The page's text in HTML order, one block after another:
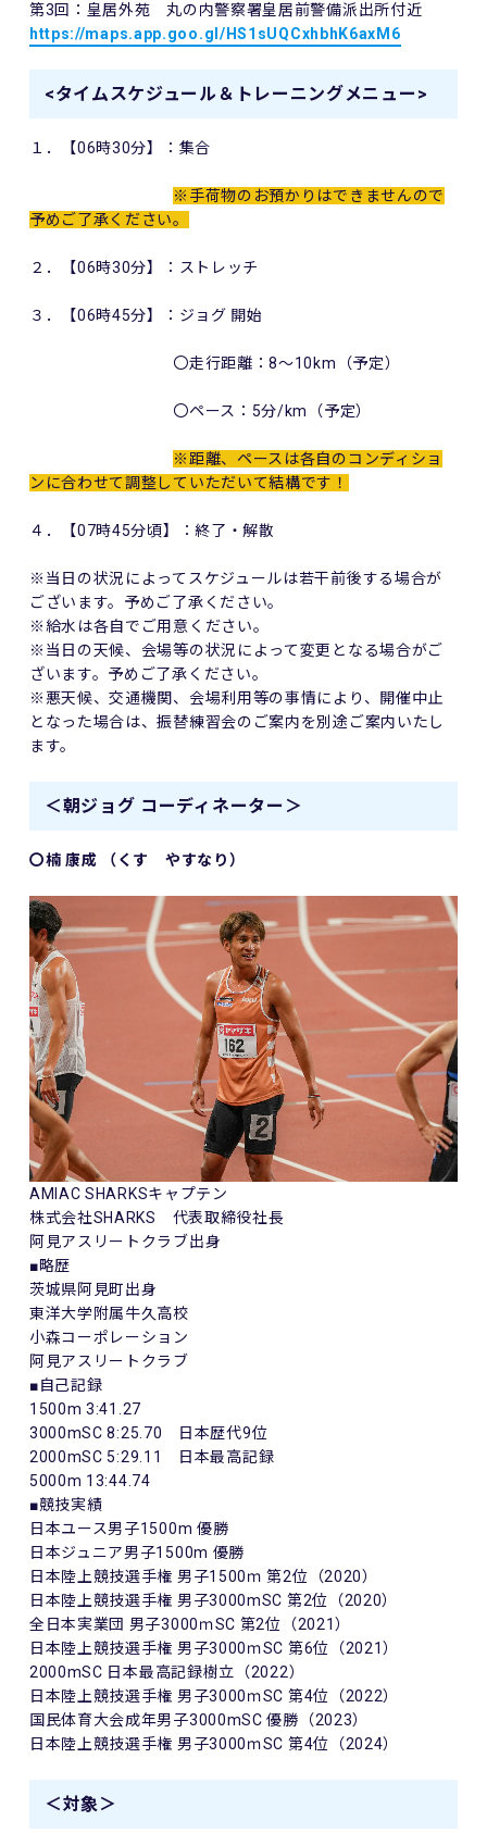
第3回：皇居外苑 丸の内警察署皇居前警備派出所付近
https://maps.app.goo.gl/ HS1sUQCxhbhK6axM6
<タイムスケジュール＆トレーニングメニュー>
１．【06時30分】：集合
※手荷物のお預かりはできませんので
予めご了承ください。
２．【06時30分】：ストレッチ
３．【06時45分】：ジョグ 開始
〇走行距離：8～10km（予定）
〇ペース：5分/km（予定）
※距離、ペースは各自のコンディショ
ンに合わせて調整していただいて結構です！
４．【07時45分頃】：終了・解散
※当日の状況によってスケジュールは若干前後する場合が
ございます。予めご了承ください。
※給水は各自でご用意ください。
※当日の天候、会場等の状況によって変更となる場合がご
ざいます。予めご了承ください。
※悪天候、交通機関、会場利用等の事情により、開催中止
となった場合は、振替練習会のご案内を別途ご案内いたし
ます。
＜朝ジョグ コーディネーター＞
〇楠 康成 （くす やすなり）
AMIAC SHARKSキャプテン
株式会社SHARKS 代表取締役社長
阿見アスリートクラブ出身
■略歴
茨城県阿見町出身
東洋大学附属牛久高校
小森コーポレーション
阿見アスリートクラブ
■自己記録
1500m 3:41.27
3000mSC 8:25.70 日本歴代9位
2000mSC 5:29.11 日本最高記録
5000m 13:44.74
■競技実績
日本ユース男子1500m 優勝
日本ジュニア男子1500m 優勝
日本陸上競技選手権 男子1500ｍ 第2位（2020）
日本陸上競技選手権 男子3000mSC 第2位（2020）
全日本実業団 男子3000ｍSC 第2位（2021）
日本陸上競技選手権 男子3000ｍSC 第6位（2021）
2000mSC 日本最高記録樹立（2022）
日本陸上競技選手権 男子3000ｍSC 第4位（2022）
国民体育大会成年男子3000mSC 優勝（2023）
日本陸上競技選手権 男子3000ｍSC 第4位（2024）
＜対象＞